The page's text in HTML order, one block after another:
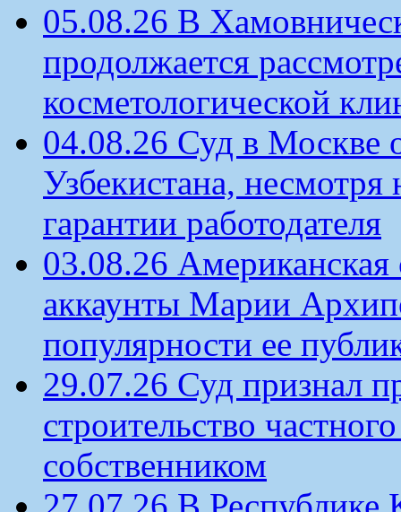
05.08.26 В
продолжается
косметологической
04.08.26 Суд в Москве
Узбекистана,
гарантии работодателя
03.08.26 Американская
аккаунты Марии
популярности ее
29.07.26 Суд признал
строительство
собственником